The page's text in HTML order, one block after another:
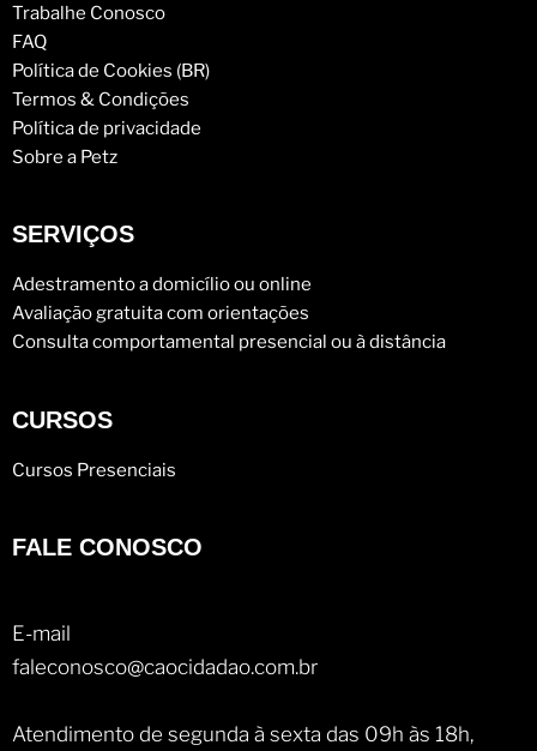
Trabalhe Conosco
FAQ
Política de Cookies (BR)
Termos & Condições
Política de privacidade
Sobre a Petz
SERVIÇOS
Adestramento a domicílio ou online
Avaliação gratuita com orientações
Consulta comportamental presencial ou à distância
CURSOS
Cursos Presenciais
FALE CONOSCO
E-mail
faleconosco@caocidadao.com.br
Atendimento de segunda à sexta das 09h às 18h,